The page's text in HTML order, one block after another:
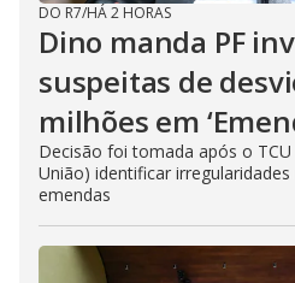
DO R7/HÁ 2 HORAS
Dino manda PF
suspeitas de
milhões em
Decisão foi tomada após o
União) identificar
emendas